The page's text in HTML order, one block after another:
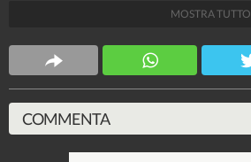
Spettacolo FanpageMOSTRA TUTTO
COMMENTA